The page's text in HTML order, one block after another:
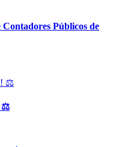
Contadores Públicos de
⚖️